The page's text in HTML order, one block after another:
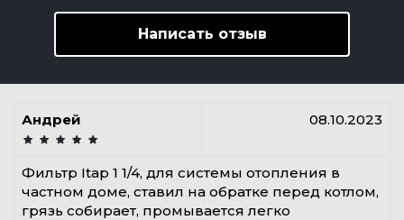
Написать отзыв
Андрей 08.10.2023
Фильтр Itap 1 1/4, для системы отопления в
частном доме, ставил на обратке перед котлом,
грязь собирает, промывается легко